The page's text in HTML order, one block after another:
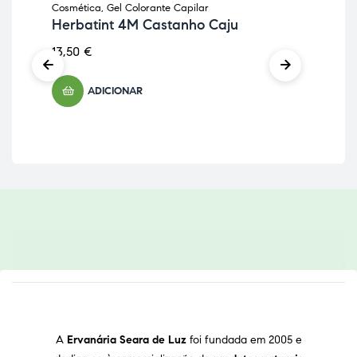
Cosmética, Gel Colorante Capilar
Herbatint 4M Castanho Caju
13,50 €
ADICIONAR
A Ervanária Seara de Luz foi fundada em 2005 e